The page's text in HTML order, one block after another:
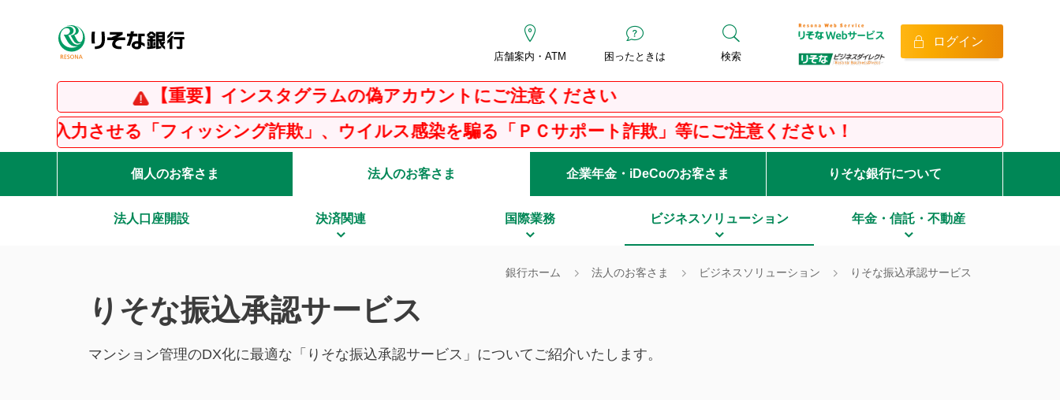
店舗案内・ATM 困ったときは 検索
ログイン
【重要】インスタグラムの偽アカウントにご注意ください
ィッシング詐欺」、ウイルス感染を騙る「ＰＣサポート詐欺」等にご注意ください！
個人のお客さま 法人のお客さま 企業年金・iDeCoのお客さま りそな銀行について
法人口座開設 決済関連 国際業務 ビジネスソリューション 年金・信託・不動産
銀行ホーム 法人のお客さま ビジネスソリューション りそな振込承認サービス
りそな振込承認サービス
マンション管理のDX化に最適な「りそな振込承認サービス」についてご紹介いたします。